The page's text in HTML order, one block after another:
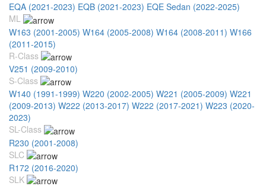
EQA (2021-2023) EQB (2021-2023) EQE Sedan (2022-2025)
ML
W163 (2001-2005) W164 (2005-2008) W164 (2008-2011) W166
(2011-2015)
R-Class
V251 (2009-2010)
S-Class
W140 (1991-1999) W220 (2002-2005) W221 (2005-2009) W221
(2009-2013) W222 (2013-2017) W222 (2017-2021) W223 (2020-
2023)
SL-Class
R230 (2001-2008)
SLC
R172 (2016-2020)
SLK